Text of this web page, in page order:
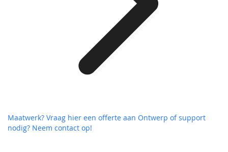
Maatwerk? Vraag hier een offerte aan Ontwerp of support
nodig? Neem contact op!